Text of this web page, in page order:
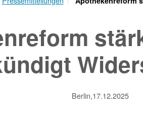
Berlin,17.12.2025